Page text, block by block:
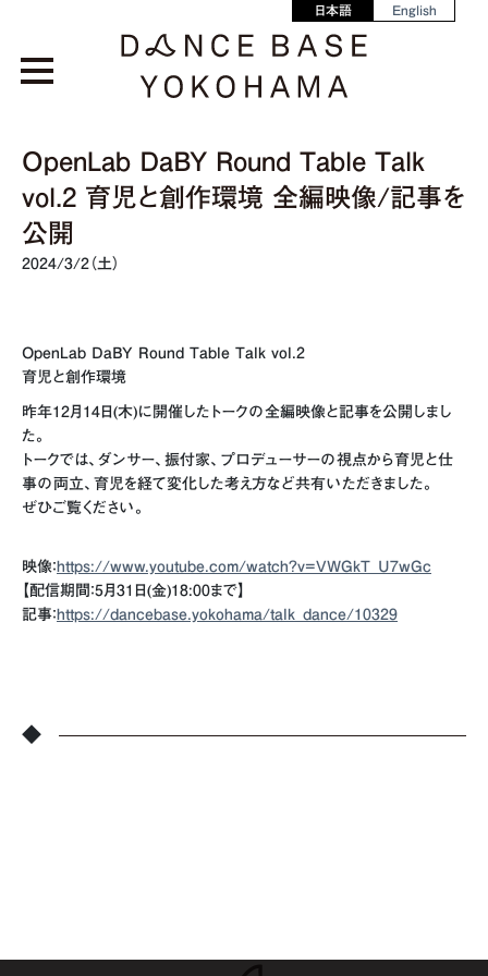
日本語 English
OpenLab DaBY Round Table Talk
vol.2 育児と創作環境 全編映像/記事を
公開
2024/3/2（土）
OpenLab DaBY Round Table Talk vol.2
育児と創作環境
昨年12月14日(木)に開催したトークの全編映像と記事を公開しまし
た。
トークでは、 ダンサー、振付家、プロデューサーの視点から育児と仕
事の両立、育児を経て変化した考え方など共有いただきました。
ぜひご覧ください。
映像： https://www.youtube.com/watch?v=VWGkT_U7wGc
【配信期間：5月31日(金)18:00まで】
記事： https://dancebase.yokohama/talk_dance/10329
◆